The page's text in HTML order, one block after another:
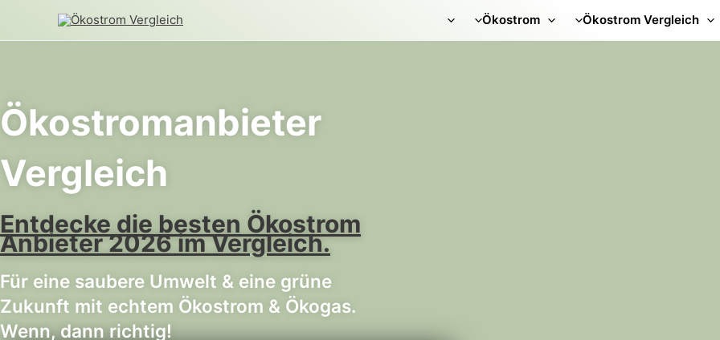
Ökostrom Ökostrom Vergleich
Ökostromanbieter
Vergleich
Entdecke die besten Ökostrom
Anbieter 2026 im Vergleich.
Für eine saubere Umwelt & eine grüne
Zukunft mit echtem Ökostrom & Ökogas.
Wenn, dann richtig!